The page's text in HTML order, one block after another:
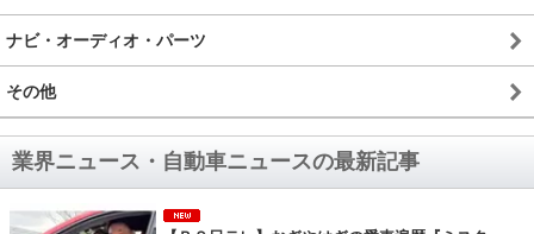
ナビ・オーディオ・パーツ
その他
業界ニュース・自動車ニュースの最新記事